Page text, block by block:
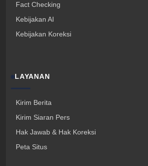
Fact Checking
Kebijakan AI
Kebijakan Koreksi
LAYANAN
Kirim Berita
Kirim Siaran Pers
Hak Jawab & Hak Koreksi
Peta Situs